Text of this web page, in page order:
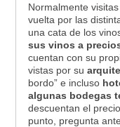
Normalmente
vuelta por las
una cata de los
sus vinos a
cuentan con su
vistas por su
bordo” e incluso
algunas bodegas
descuentan el
punto, pregunta